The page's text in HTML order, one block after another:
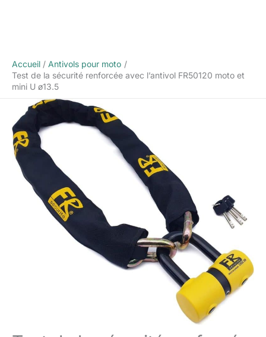
Accueil
Antivols pour moto
Test de la sécurité renforcée avec l’antivol FR50120 moto et
mini U ø13.5